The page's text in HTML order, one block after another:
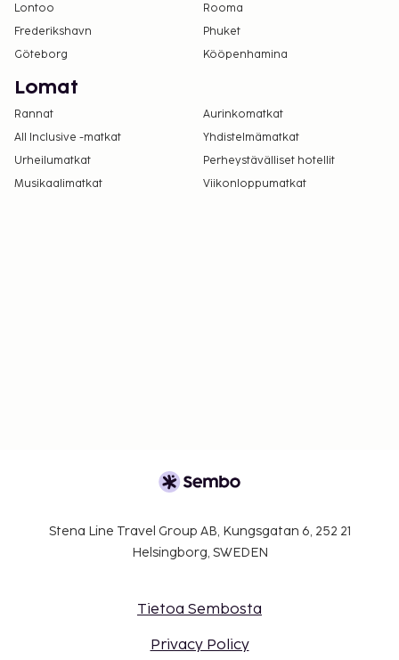
Lontoo
Rooma
Frederikshavn
Phuket
Göteborg
Kööpenhamina
Lomat
Rannat
Aurinkomatkat
All Inclusive -matkat
Yhdistelmämatkat
Urheilumatkat
Perheystävälliset hotellit
Musikaalimatkat
Viikonloppumatkat
Stena Line Travel Group AB, Kungsgatan 6, 252 21
Helsingborg, SWEDEN
Tietoa Sembosta
Privacy Policy